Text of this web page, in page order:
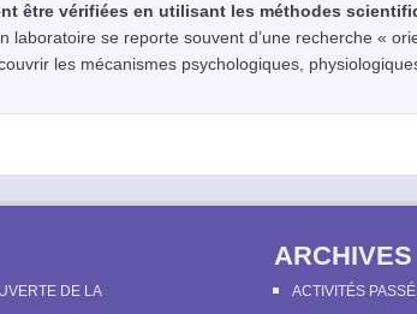
être vérifiées en utilisant les méthodes
laboratoire se reporte souvent d’une recherche «
les mécanismes psychologiques,
DE LA
ARCHIVES
ACTIVITÉS